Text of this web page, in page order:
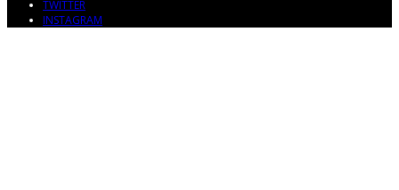
TWITTER
INSTAGRAM